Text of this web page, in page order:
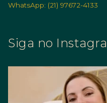
WhatsApp: (21) 97672-4133
Siga no